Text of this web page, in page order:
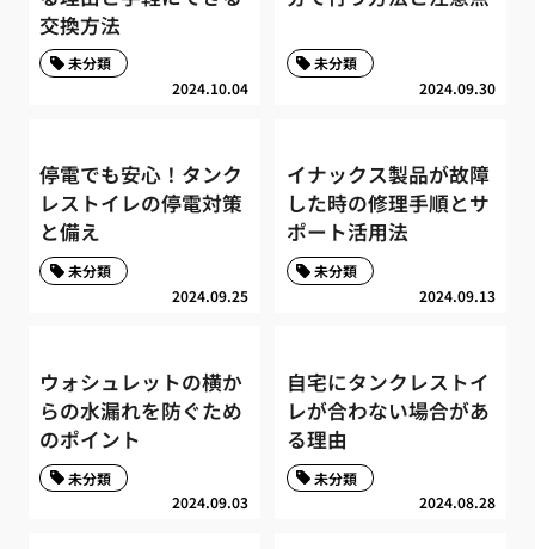
交換方法
2024.10.04
未分類
2024.09.30
未分類
停電でも安心！タンク
レストイレの停電対策
と備え
2024.09.25
未分類
イナックス製品が故障
した時の修理手順とサ
ポート活用法
2024.09.13
未分類
ウォシュレットの横か
らの水漏れを防ぐため
のポイント
2024.09.03
未分類
自宅にタンクレストイ
レが合わない場合があ
る理由
2024.08.28
未分類